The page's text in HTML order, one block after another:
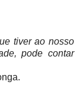
tiver ao nosso
pode contar